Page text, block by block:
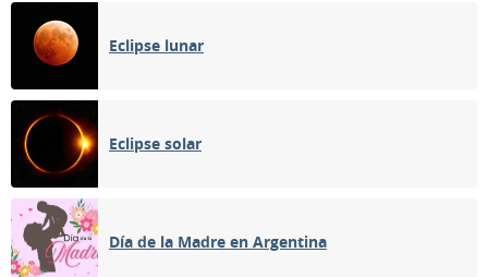
Eclipse lunar
Eclipse solar
Día de la Madre en Argentina